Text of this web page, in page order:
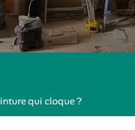
qui cloque ?